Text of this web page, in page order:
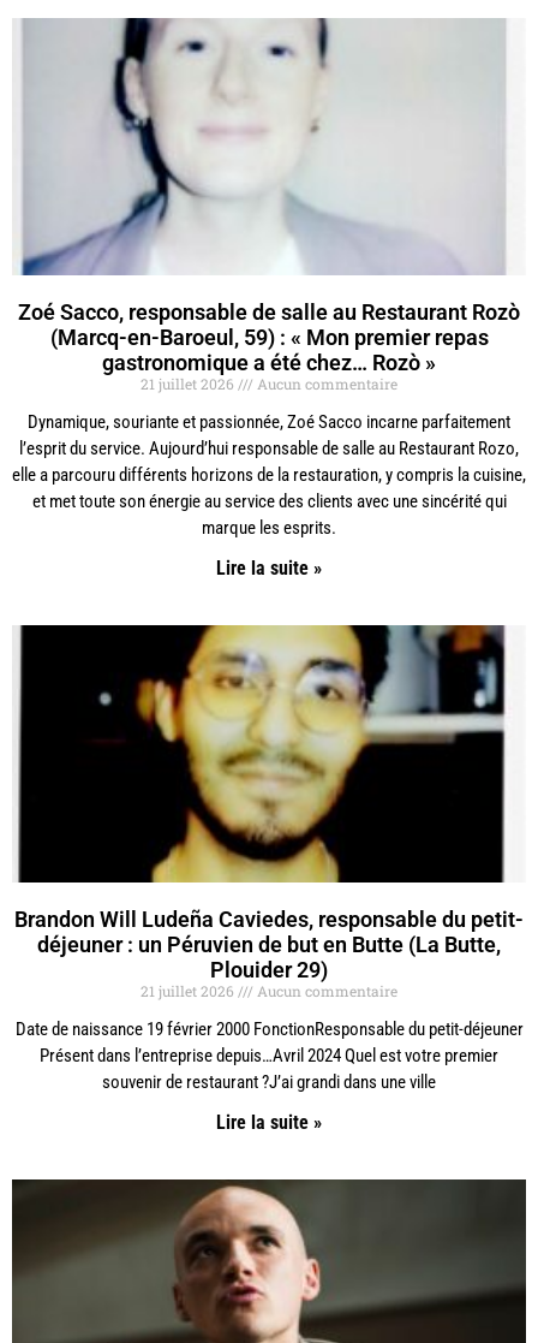
Zoé Sacco, responsable de salle au Restaurant Rozò
(Marcq-en-Baroeul, 59) : « Mon premier repas
gastronomique a été chez… Rozò »
21 juillet 2026 Aucun commentaire
Dynamique, souriante et passionnée, Zoé Sacco incarne parfaitement
l’esprit du service. Aujourd’hui responsable de salle au Restaurant Rozo,
elle a parcouru différents horizons de la restauration, y compris la cuisine,
et met toute son énergie au service des clients avec une sincérité qui
marque les esprits.
Lire la suite »
Brandon Will Ludeña Caviedes, responsable du petit-
déjeuner : un Péruvien de but en Butte (La Butte,
Plouider 29)
21 juillet 2026 Aucun commentaire
Date de naissance 19 février 2000 FonctionResponsable du petit-déjeuner
Présent dans l’entreprise depuis…Avril 2024 Quel est votre premier
souvenir de restaurant ?J’ai grandi dans une ville
Lire la suite »